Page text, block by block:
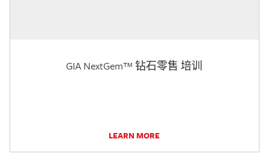
GIA NextGem™ 钻石零售 培训
LEARN MORE